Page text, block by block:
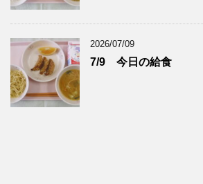
2026/07/09
7/9 今日の給食